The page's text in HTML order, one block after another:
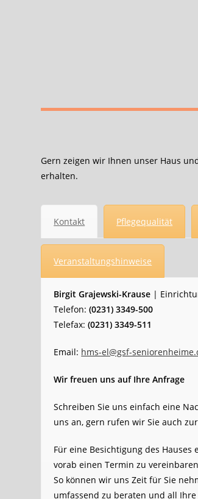
Gern zeigen wir Ihnen unser Haus
erhalten.
Kontakt Pflegequalität
Veranstaltungshinweise
Birgit Grajewski-Krause |
Telefon:(0231) 3349-500
Telefax:(0231) 3349-511
Email: hms-el@gsf-
Wir freuen uns auf Ihre Anfrage
Schreiben Sie uns einfach eine
uns an, gern rufen wir Sie auch
Für eine Besichtigung des
vorab einen Termin zu
So können wir uns Zeit für Sie
umfassend zu beraten und all Ihre